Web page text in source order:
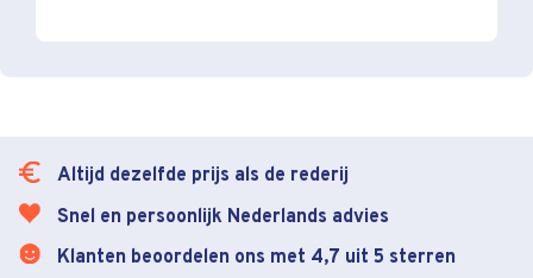
Altijd dezelfde prijs als de rederij
Snel en persoonlijk Nederlands advies
Klanten beoordelen ons met 4,7 uit 5 sterren